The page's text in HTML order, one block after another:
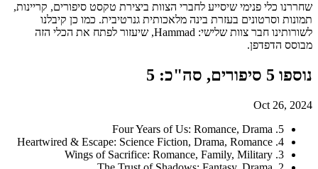
שחררנו כלי פנימי שיסייע לחברי הצוות ביצירת טקסט סיפורים, קריינות,
תמונות וסרטונים בעזרת בינה מלאכותית גנרטיבית. כמו כן קיבלנו
לשורותינו חבר צוות שלישי: Hammad, שיעזור לפתח את הכלי הזה
מבוסס הדפדפן.
נוספו 5 סיפורים, סה"כ: 5
Oct 26, 2024
5. Four Years of Us: Romance, Drama
4. Heartwired & Escape: Science Fiction, Drama, Romance
3. Wings of Sacrifice: Romance, Family, Military